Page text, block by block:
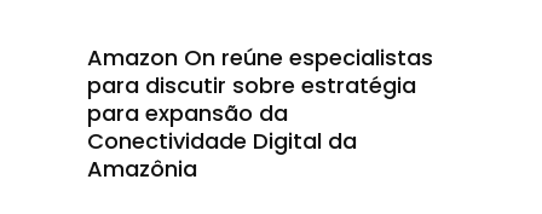
Amazon On reúne especialistas
para discutir sobre estratégia
para expansão da
Conectividade Digital da
Amazônia